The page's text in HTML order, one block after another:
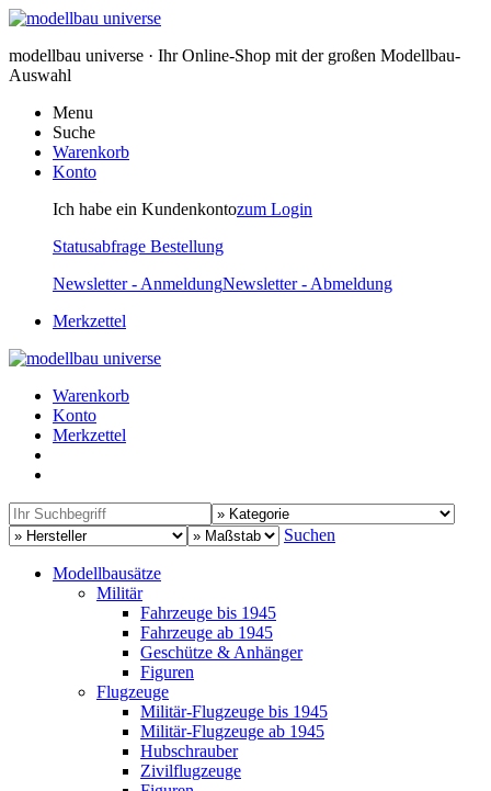
modellbau universe · Ihr Online-Shop mit der großen Modellbau-
Auswahl
Menu
Suche
Warenkorb
Konto
Ich habe ein Kundenkontozum Login
Statusabfrage Bestellung
Newsletter - AnmeldungNewsletter - Abmeldung
Merkzettel
Warenkorb
Konto
Merkzettel
Suchen
Modellbausätze
Militär
Fahrzeuge bis 1945
Fahrzeuge ab 1945
Geschütze & Anhänger
Figuren
Flugzeuge
Militär-Flugzeuge bis 1945
Militär-Flugzeuge ab 1945
Hubschrauber
Zivilflugzeuge